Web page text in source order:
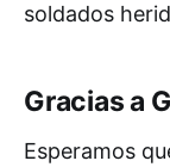
soldados
Gracias a
Esperamos